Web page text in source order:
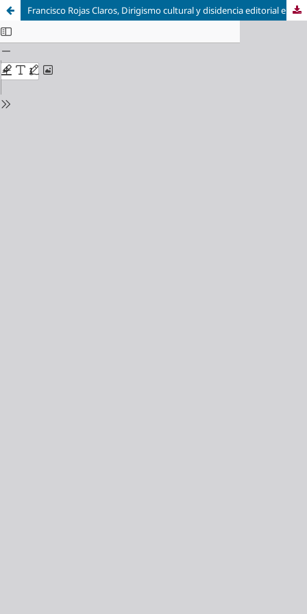
Francisco Rojas Claros, Dirigismo cultural y disidencia editorial en España (1962-1973). Alicante: Publicaciones Universidad de Alicante, 2013, 346 págs.